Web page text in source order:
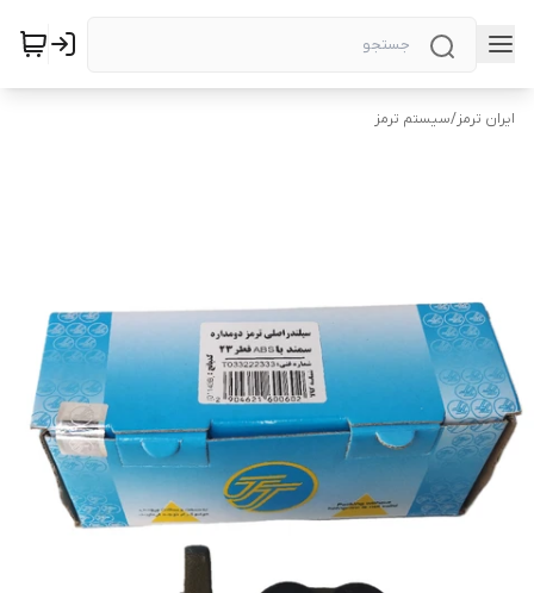
ایران ترمز/سیستم ترمز